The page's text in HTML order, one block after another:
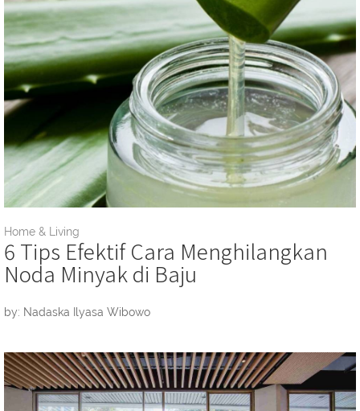
Home & Living
6 Tips Efektif Cara Menghilangkan
Noda Minyak di Baju
by: Nadaska Ilyasa Wibowo